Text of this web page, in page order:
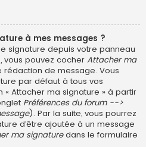
à mes messages ?
signature depuis votre panneau
vous pouvez cocher Attacher ma
de message. Vous
par défaut à tous vos
« Attacher ma signature » à partir
Préférences du forum -->
). Par la suite, vous pourrez
d’être ajoutée à un message
ma signaturedans le formulaire